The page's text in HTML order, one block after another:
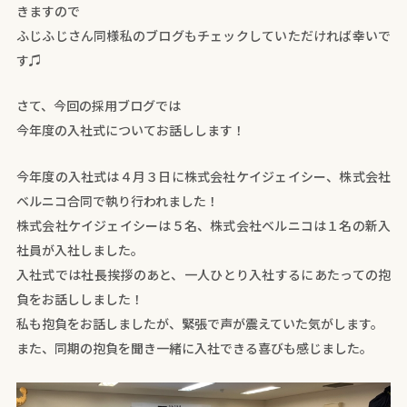
きますので
ふじふじさん同様私のブログもチェックしていただければ幸いで
す♫
さて、今回の採用ブログでは
今年度の入社式についてお話しします！
今年度の入社式は４月３日に株式会社ケイジェイシー、株式会社
ベルニコ合同で執り行われました！
株式会社ケイジェイシーは５名、株式会社ベルニコは１名の新入
社員が入社しました。
入社式では社長挨拶のあと、一人ひとり入社するにあたっての抱
負をお話ししました！
私も抱負をお話しましたが、緊張で声が震えていた気がします。
また、同期の抱負を聞き一緒に入社できる喜びも感じました。